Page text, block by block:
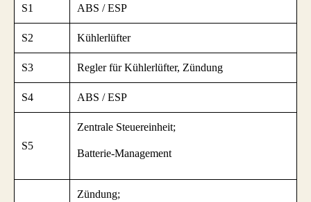
S1 ABS / ESP
S2 Kühlerlüfter
S3 Regler für Kühlerlüfter, Zündung
S4 ABS / ESP
S5
Zentrale Steuereinheit;
Batterie-Management
Zündung;